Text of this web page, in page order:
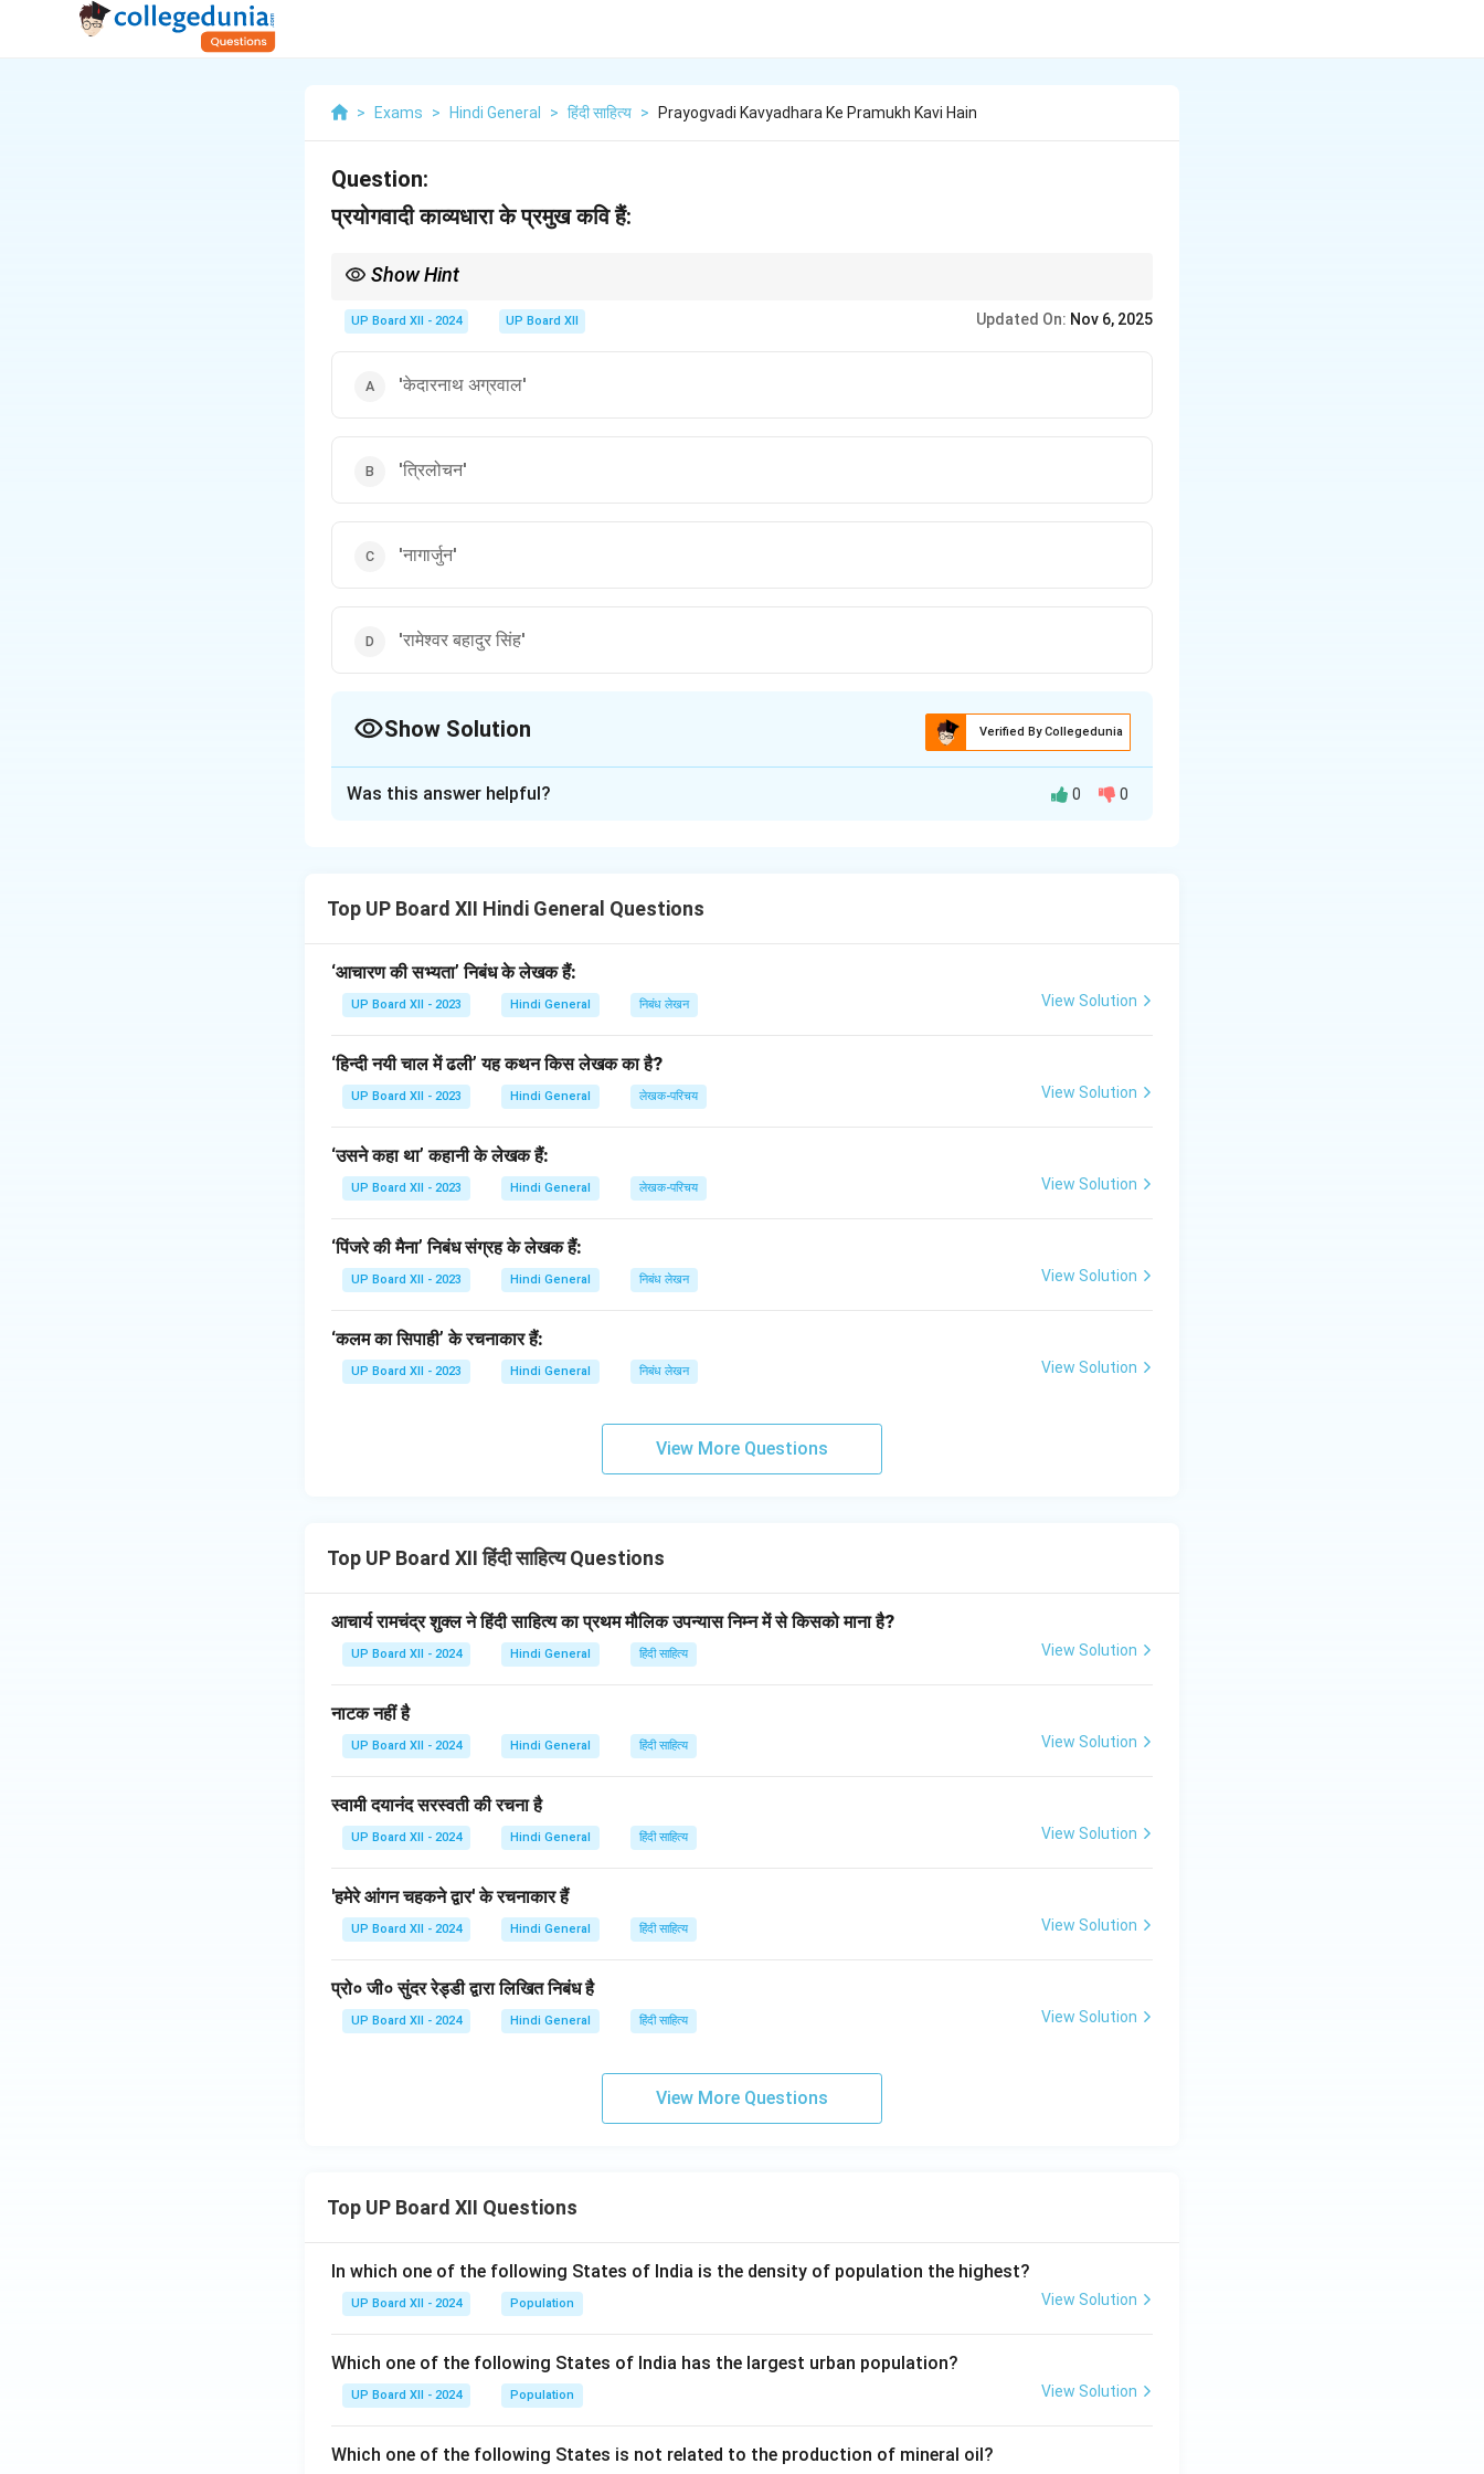
> Exams > Hindi General > हिंदी साहित्य > Prayogvadi Kavyadhara Ke Pramukh Kavi Hain
Question:
प्रयोगवादी काव्यधारा के प्रमुख कवि हैं:
Show Hint
UP Board XII - 2024 UP Board XII Updated On: Nov 6, 2025
'केदारनाथ अग्रवाल'
'त्रिलोचन'
'नागार्जुन'
'रामेश्वर बहादुर सिंह'
Show Solution Verified By Collegedunia
Was this answer helpful? 0 0
Top UP Board XII Hindi General Questions
‘आचारण की सभ्यता’ निबंध के लेखक हैं:
UP Board XII - 2023 Hindi General निबंध लेखन View Solution
‘हिन्दी नयी चाल में ढली’ यह कथन किस लेखक का है?
UP Board XII - 2023 Hindi General लेखक-परिचय View Solution
‘उसने कहा था’ कहानी के लेखक हैं:
UP Board XII - 2023 Hindi General लेखक-परिचय View Solution
‘पिंजरे की मैना’ निबंध संग्रह के लेखक हैं:
UP Board XII - 2023 Hindi General निबंध लेखन View Solution
‘कलम का सिपाही’ के रचनाकार हैं:
UP Board XII - 2023 Hindi General निबंध लेखन View Solution
View More Questions
Top UP Board XII हिंदी साहित्य Questions
आचार्य रामचंद्र शुक्ल ने हिंदी साहित्य का प्रथम मौलिक उपन्यास निम्न में से किसको माना है?
UP Board XII - 2024 Hindi General हिंदी साहित्य View Solution
नाटक नहीं है
UP Board XII - 2024 Hindi General हिंदी साहित्य View Solution
स्वामी दयानंद सरस्वती की रचना है
UP Board XII - 2024 Hindi General हिंदी साहित्य View Solution
'हमेरे आंगन चहकने द्वार' के रचनाकार हैं
UP Board XII - 2024 Hindi General हिंदी साहित्य View Solution
प्रो० जी० सुंदर रेड्डी द्वारा लिखित निबंध है
UP Board XII - 2024 Hindi General हिंदी साहित्य View Solution
View More Questions
Top UP Board XII Questions
In which one of the following States of India is the density of population the highest?
UP Board XII - 2024 Population View Solution
Which one of the following States of India has the largest urban population?
UP Board XII - 2024 Population View Solution
Which one of the following States is not related to the production of mineral oil?